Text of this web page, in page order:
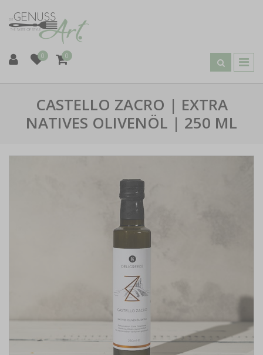
0 0
CASTELLO ZACRO | EXTRA
NATIVES OLIVENÖL | 250 ML